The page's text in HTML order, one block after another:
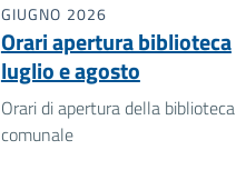
GIUGNO 2026
Orari apertura biblioteca
luglio e agosto
Orari di apertura della biblioteca
comunale